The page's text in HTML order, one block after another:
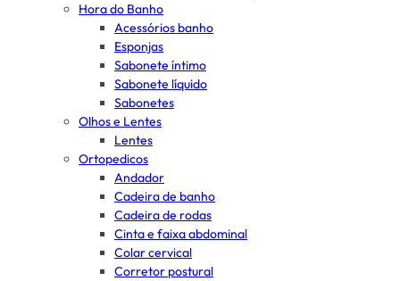
Hora do Banho
Acessórios banho
Esponjas
Sabonete íntimo
Sabonete líquido
Sabonetes
Olhos e Lentes
Lentes
Ortopedicos
Andador
Cadeira de banho
Cadeira de rodas
Cinta e faixa abdominal
Colar cervical
Corretor postural